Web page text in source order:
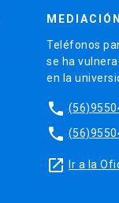
Teléfonos
se ha
en la
phone
phone
launch Ir a la